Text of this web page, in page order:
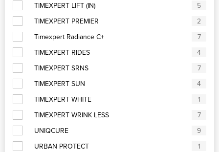
TIMEXPERT LIFT (IN)
5
TIMEXPERT PREMIER
2
Timexpert Radiance C+
7
TIMEXPERT RIDES
4
TIMEXPERT SRNS
7
TIMEXPERT SUN
4
TIMEXPERT WHITE
1
TIMEXPERT WRINK LESS
7
UNIQCURE
9
URBAN PROTECT
1